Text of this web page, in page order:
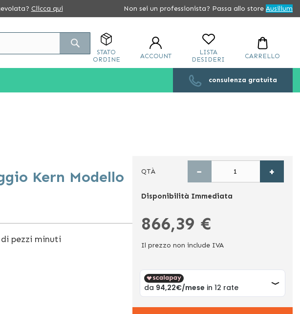
Clicca qui Non sei un professionista? Passa allo store Ausilium
STATO
ORDINE
ACCOUNT
LISTA
DESIDERI
CARRELLO
consulenza gratuita
Kern Modello
pezzi minuti
QTÀ − +
Disponibilità Immediata
866,39 €
Il prezzo non include IVA